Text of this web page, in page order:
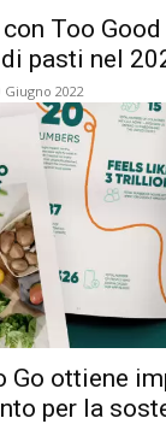
Too
pasti nel
Giugno 2022
Go ottiene
per la